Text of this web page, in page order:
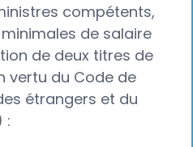
compétents,
de salaire
de deux titres de
vertu du Code de
étrangers et du
: